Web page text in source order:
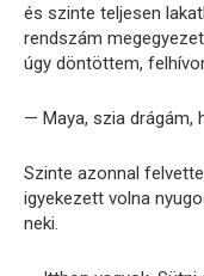
és szinte teljesen
rendszám
úgy döntöttem,
— Maya, szia drágám,
Szinte azonnal
igyekezett volna
neki.